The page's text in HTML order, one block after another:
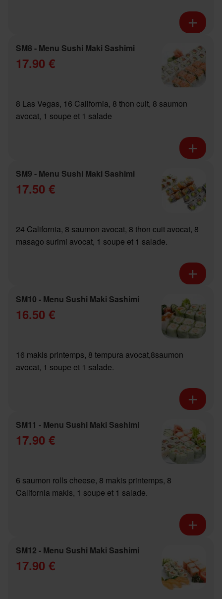
SM8 - Menu Sushi Maki Sashimi
17.90 €
8 Las Vegas, 16 California, 8 thon cuit, 8 saumon
avocat, 1 soupe et 1 salade
SM9 - Menu Sushi Maki Sashimi
17.50 €
24 California, 8 saumon avocat, 8 thon cuit avocat, 8
masago surimi avocat, 1 soupe et 1 salade.
SM10 - Menu Sushi Maki Sashimi
16.50 €
16 makis printemps, 8 tempura avocat,8saumon
avocat, 1 soupe et 1 salade.
SM11 - Menu Sushi Maki Sashimi
17.90 €
6 saumon rolls cheese, 8 makis printemps, 8
California makis, 1 soupe et 1 salade.
SM12 - Menu Sushi Maki Sashimi
17.90 €